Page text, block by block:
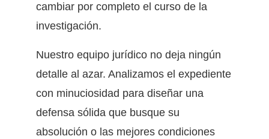
cambiar por completo el curso de la
investigación.
Nuestro equipo jurídico no deja ningún
detalle al azar. Analizamos el expediente
con minuciosidad para diseñar una
defensa sólida que busque su
absolución o las mejores condiciones